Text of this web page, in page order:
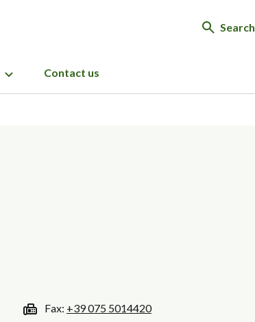
Search
Contact us
Fax: +39 075 5014420